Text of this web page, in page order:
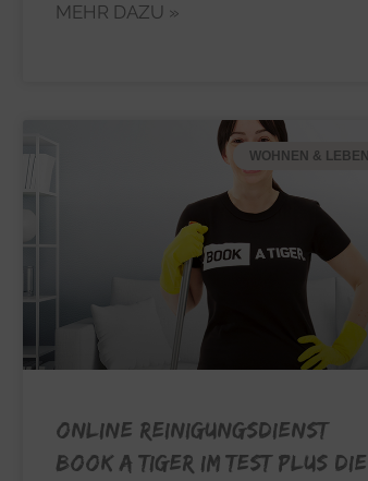
MEHR DAZU »
WOHNEN & LEBEN
Online Reinigungsdienst
Book a Tiger im Test plus die